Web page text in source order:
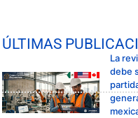
ÚLTIMAS
La
debe